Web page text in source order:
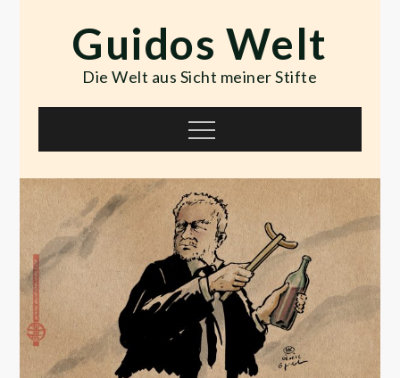
contentGuidos Welt
Die Welt aus Sicht meiner Stifte
Menu